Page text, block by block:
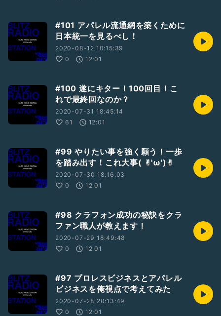
#101 アパレル流通網を築くために
日本統一を見るべし！
2020-08-12 10:15:39
0
12:01
#100 遂にキター！100回目！こ
れで最終回なのか？
2020-07-31 18:45:14
61
12:01
#99 やりたい事を強く願う！一歩
を踏み出す！これ大事( ✌︎'ω')✌︎
2020-07-30 18:16:03
0
12:01
#98 クラフォン成功の秘訣をクラ
ファン職人が教えます！
2020-07-29 18:49:48
0
12:01
#97 プロレスビジネスとアパレル
ビジネスを俺視点で考えてみた
2020-07-28 20:13:49
0
12:01